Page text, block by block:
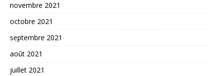
novembre 2021
octobre 2021
septembre 2021
août 2021
juillet 2021